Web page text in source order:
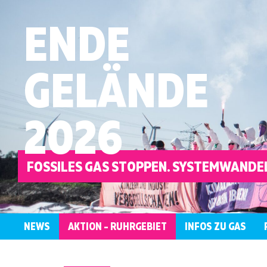
ENDE
GELÄNDE
2026
FOSSILES GAS STOPPEN.
NEWS AKTION – RUHRGEBIET INFOS ZU GAS